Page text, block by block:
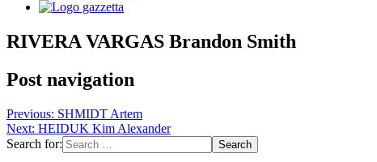
RIVERA VARGAS Brandon Smith
Post navigation
Previous: SHMIDT Artem
Next: HEIDUK Kim Alexander
Search for: